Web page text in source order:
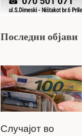
Последни објави
Случајот во